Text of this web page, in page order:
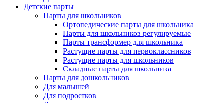
Детские парты
Парты для школьников
Ортопедические парты для школьника
Парты для школьников регулируемые
Парты трансформер для школьника
Растущие парты для первоклассников
Растущие парты для школьников
Складные парты для школьника
Парты для дошкольников
Для малышей
Для подростков